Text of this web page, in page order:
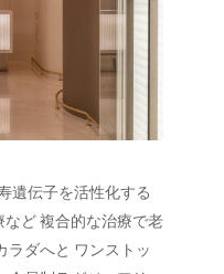
遺伝子を活性化する
ど 複合的な治療で老
ラダへと ワンストッ